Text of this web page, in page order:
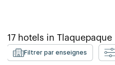
17 hotels in Tlaquepaque
Filtrer par enseignes